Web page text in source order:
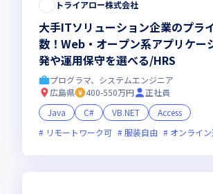
トライアロー株式会社
大手ITソリューション企業のプラ
数！Web・オープン系アプリケー
発や運用保守を選べる/HRS
プログラマ、システムエンジニア
広島県
400-550万円
正社員
Java
C# VB.NET
Access
リモートワーク可
服装自由 オンライ